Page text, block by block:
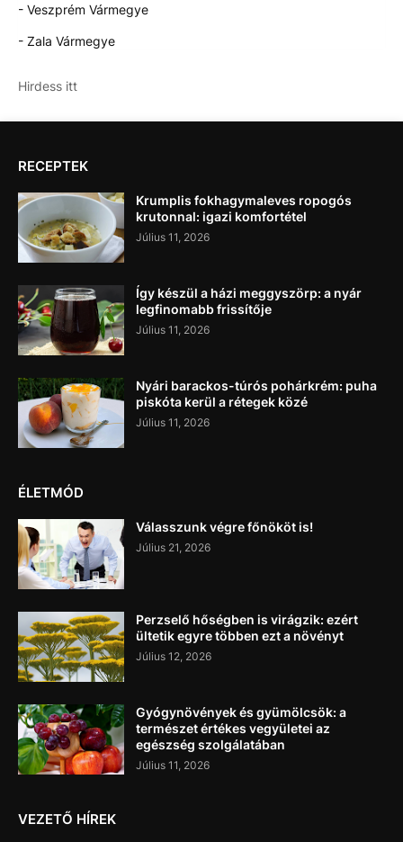
- Veszprém Vármegye
- Zala Vármegye
Hirdess itt
RECEPTEK
Krumplis fokhagymaleves ropogós
krutonnal: igazi komfortétel
Július 11, 2026
Így készül a házi meggyszörp: a nyár
legfinomabb frissítője
Július 11, 2026
Nyári barackos-túrós pohárkrém: puha
piskóta kerül a rétegek közé
Július 11, 2026
ÉLETMÓD
Válasszunk végre főnököt is!
Július 21, 2026
Perzselő hőségben is virágzik: ezért
ültetik egyre többen ezt a növényt
Július 12, 2026
Gyógynövények és gyümölcsök: a
természet értékes vegyületei az
egészség szolgálatában
Július 11, 2026
VEZETŐ HÍREK